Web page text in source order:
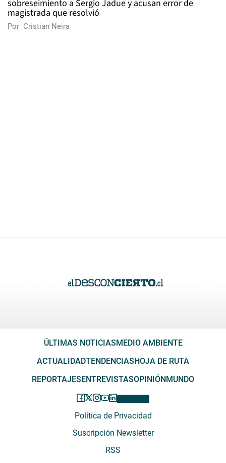
sobreseimiento a Sergio Jadue y acusan error de
magistrada que resolvió
Por Cristian Neira
ÚLTIMAS NOTICIAS MEDIO AMBIENTE
ACTUALIDADTENDENCIAS HOJA DE RUTA
REPORTAJES ENTREVISTASOPINIÓN MUNDO
Política de Privacidad
Suscripción Newsletter
RSS